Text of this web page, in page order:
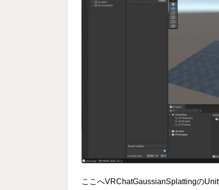
ここへVRChatGaussianSplattingの